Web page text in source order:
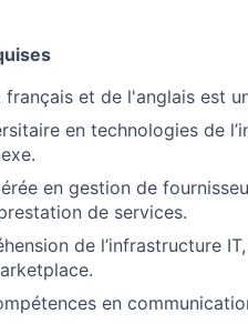
français et de l'anglais est
en technologies de
en gestion de
de services.
de l’infrastructure
en